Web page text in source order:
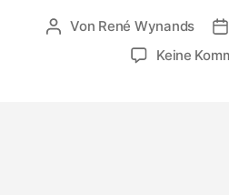
Beitragsautor
Von René Wynands
Keine